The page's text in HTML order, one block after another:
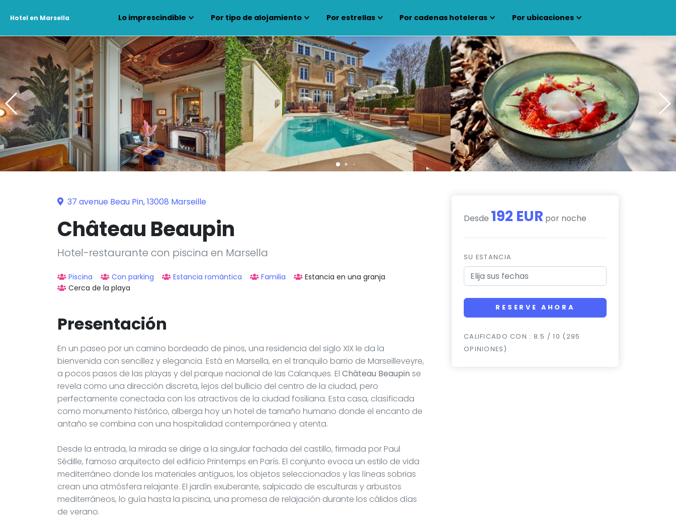
Hotel en Marsella Lo imprescindible Por tipo de alojamiento Por estrellas Por cadenas hoteleras Por ubicaciones
37 avenue Beau Pin, 13008 Marseille
Château Beaupin
Hotel-restaurante con piscina en Marsella
Piscina Con parking Estancia romántica Familia
Estancia en una granja
Cerca de la playa
Presentación
En un paseo por un camino bordeado de pinos, una residencia del siglo XIX le da la
bienvenida con sencillez y elegancia. Está en Marsella, en el tranquilo barrio de Marseilleveyre,
a pocos pasos de las playas y del parque nacional de las Calanques. El Château Beaupin se
revela como una dirección discreta, lejos del bullicio del centro de la ciudad, pero
perfectamente conectada con los atractivos de la ciudad fosiliana. Esta casa, clasificada
como monumento histórico, alberga hoy un hotel de tamaño humano donde el encanto de
antaño se combina con una hospitalidad contemporánea y atenta.
Desde la entrada, la mirada se dirige a la singular fachada del castillo, firmada por Paul
Sédille, famoso arquitecto del edificio Printemps en París. El conjunto evoca un estilo de vida
mediterráneo donde los materiales antiguos, los objetos seleccionados y las líneas sobrias
crean una atmósfera relajante. El jardín exuberante, salpicado de esculturas y arbustos
mediterráneos, lo guía hasta la piscina, una promesa de relajación durante los cálidos días
de verano.
Desde 192 EUR por noche
SU ESTANCIA
RESERVE AHORA
CALIFICADO CON : 8.5 / 10 (295
OPINIONES)